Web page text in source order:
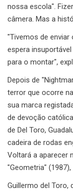
nossa escola".
câmera. Mas a
"Tivemos de enviar
espera
para o montar",
Depois de
terror que ocorre
sua marca
de devoção
de Del Toro,
cadeira de rodas
Voltará a aparecer
"Geometria"
Guillermo del Toro,